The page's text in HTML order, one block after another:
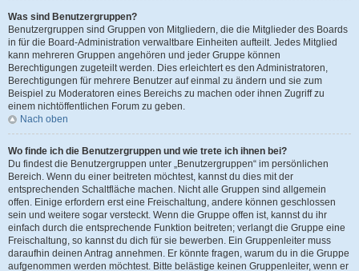
Was sind Benutzergruppen?
Benutzergruppen sind Gruppen von Mitgliedern, die die Mitglieder des Boards
in für die Board-Administration verwaltbare Einheiten aufteilt. Jedes Mitglied
kann mehreren Gruppen angehören und jeder Gruppe können
Berechtigungen zugeteilt werden. Dies erleichtert es den Administratoren,
Berechtigungen für mehrere Benutzer auf einmal zu ändern und sie zum
Beispiel zu Moderatoren eines Bereichs zu machen oder ihnen Zugriff zu
einem nichtöffentlichen Forum zu geben.
Nach oben
Wo finde ich die Benutzergruppen und wie trete ich ihnen bei?
Du findest die Benutzergruppen unter „Benutzergruppen“ im persönlichen
Bereich. Wenn du einer beitreten möchtest, kannst du dies mit der
entsprechenden Schaltfläche machen. Nicht alle Gruppen sind allgemein
offen. Einige erfordern erst eine Freischaltung, andere können geschlossen
sein und weitere sogar versteckt. Wenn die Gruppe offen ist, kannst du ihr
einfach durch die entsprechende Funktion beitreten; verlangt die Gruppe eine
Freischaltung, so kannst du dich für sie bewerben. Ein Gruppenleiter muss
daraufhin deinen Antrag annehmen. Er könnte fragen, warum du in die Gruppe
aufgenommen werden möchtest. Bitte belästige keinen Gruppenleiter, wenn er